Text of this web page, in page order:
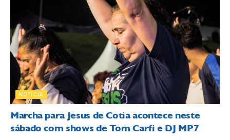
NOTÍCIA
Marcha para Jesus de Cotia acontece neste
sábado com shows de Tom Carfi e DJ MP7